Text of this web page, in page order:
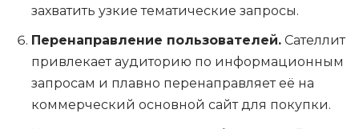
захватить узкие тематические запросы.
Перенаправление пользователей. Сателлит
привлекает аудиторию по информационным
запросам и плавно перенаправляет её на
коммерческий основной сайт для покупки.